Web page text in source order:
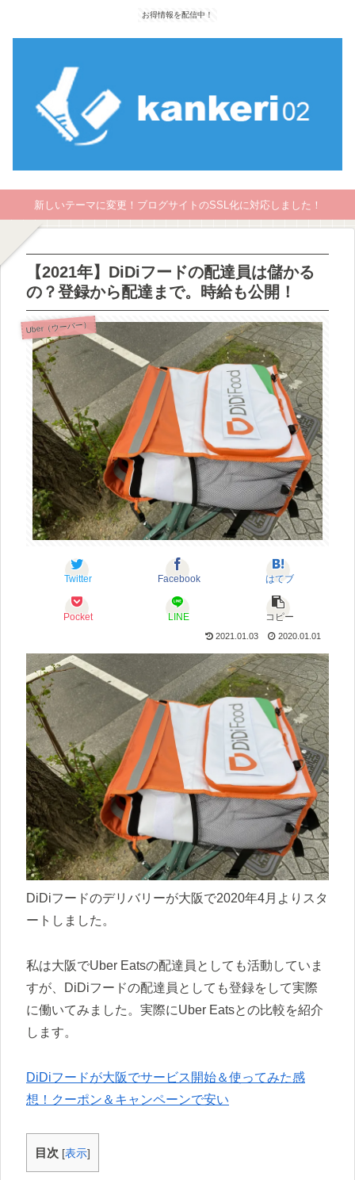
お得情報を配信中！
新しいテーマに変更！ブログサイトのSSL化に対応しました！
【2021年】DiDiフードの配達員は儲かる
の？登録から配達まで。時給も公開！
Uber（ウーバー）
Twitter Facebook はてブ
Pocket LINE コピー
2021.01.03 2020.01.01
DiDiフードのデリバリーが大阪で2020年4月よりスタ
ートしました。
私は大阪でUber Eatsの配達員としても活動していま
すが、DiDiフードの配達員としても登録をして実際
に働いてみました。実際にUber Eatsとの比較を紹介
します。
DiDiフードが大阪でサービス開始＆使ってみた感
想！クーポン＆キャンペーンで安い
目次 [表示]